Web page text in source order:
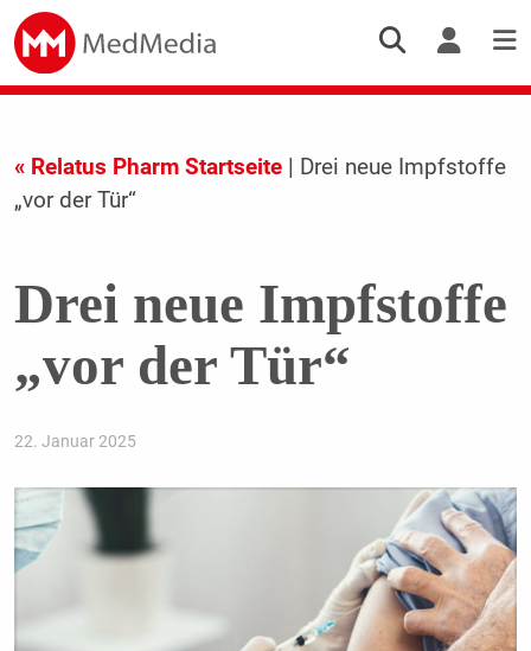
« Relatus Pharm Startseite| Drei neue Impfstoffe
„vor der Tür“
Drei neue Impfstoffe
„vor der Tür“
22. Januar 2025